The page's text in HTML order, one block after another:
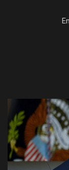
08 Օգոստոս,
հեռացել է
04 Օգոստոս,